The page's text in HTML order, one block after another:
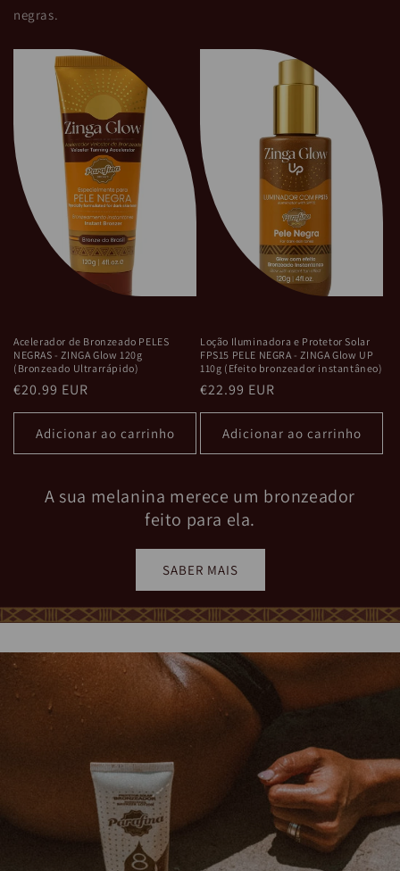
negras.
Acelerador de Bronzeado PELES
NEGRAS - ZINGA Glow 120g
(Bronzeado Ultrarrápido)
Preço
normal
€20.99 EUR
Adicionar ao carrinho
Loção Iluminadora e Protetor Solar
FPS15 PELE NEGRA - ZINGA Glow UP
110g (Efeito bronzeador instantâneo)
Preço
normal
€22.99 EUR
Adicionar ao carrinho
A sua melanina merece um bronzeador
feito para ela.
SABER MAIS